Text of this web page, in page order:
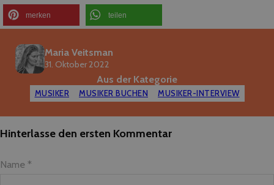
merken teilen
Maria Veitsman
31. Oktober 2022
Aus der Kategorie
MUSIKER MUSIKER BUCHEN MUSIKER-INTERVIEW
Hinterlasse den ersten Kommentar
Name *